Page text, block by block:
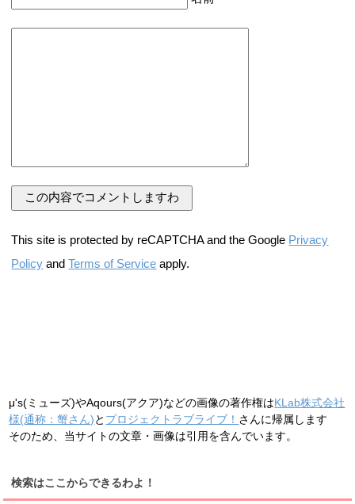
This site is protected by reCAPTCHA and the Google Privacy
Policy andTerms of Service apply.
μ's(ミューズ)やAqours(アクア)などの画像の著作権はKLab株式会社
様(通称：蟹さん)と プロジェクトラブライブ！ さんに帰属します
そのため、当サイトの文章・画像は引用を含んでいます。
検索はここからできるわよ！